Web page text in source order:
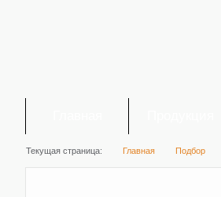
Текущая страница: Главная Подбор